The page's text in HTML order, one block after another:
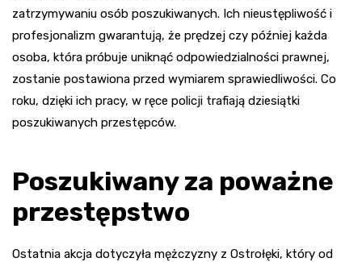
zatrzymywaniu osób poszukiwanych. Ich nieustępliwość i
profesjonalizm gwarantują, że prędzej czy później każda
osoba, która próbuje uniknąć odpowiedzialności prawnej,
zostanie postawiona przed wymiarem sprawiedliwości. Co
roku, dzięki ich pracy, w ręce policji trafiają dziesiątki
poszukiwanych przestępców.
Poszukiwany za poważne
przestępstwo
Ostatnia akcja dotyczyła mężczyzny z Ostrołęki, który od